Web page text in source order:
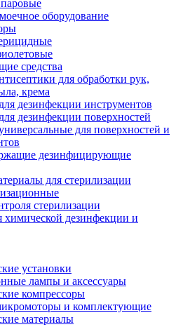
оборудование
средства
для обработки рук,
крема
дезинфекции инструментов
дезинфекции поверхностей
для поверхностей и
дезинфицирующие
для стерилизации
стерилизации
химической дезинфекции и
установки
лампы и аксессуары
компрессоры
и комплектующие
материалы